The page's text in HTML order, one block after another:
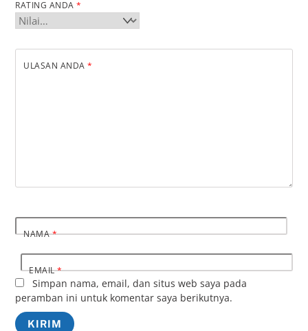
RATING ANDA*
ULASAN ANDA*
NAMA*
EMAIL*
Simpan nama, email, dan situs web saya pada
peramban ini untuk komentar saya berikutnya.